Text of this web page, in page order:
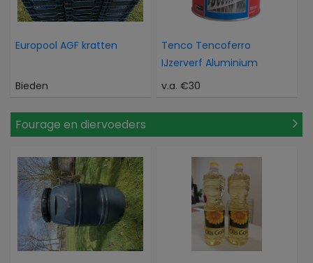
Europool AGF kratten
Bieden
Tenco Tencoferro
IJzerverf Aluminium
v.a. €30
Fourage en diervoeders